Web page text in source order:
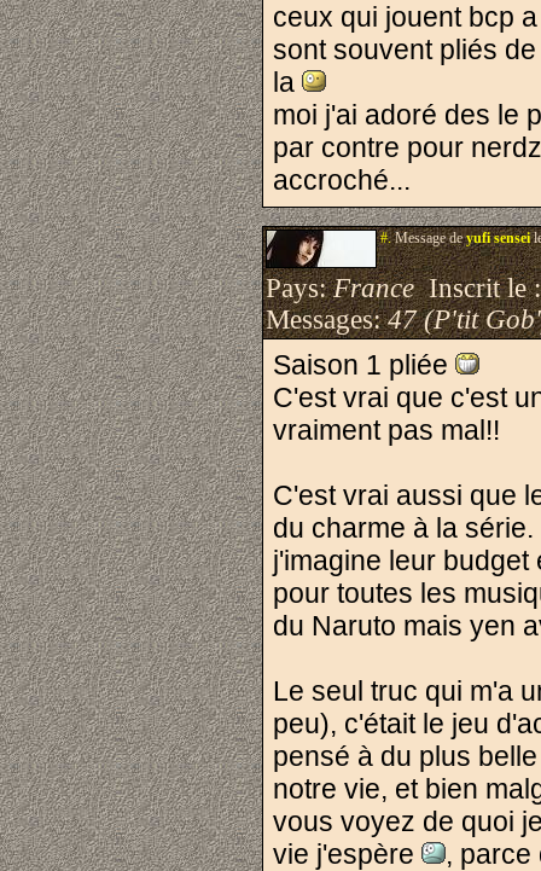
ceux qui jouent bcp
sont souvent pliés
la
moi j'ai adoré des le
par contre pour
accroché...
#.Message deyufi sensei
Pays:FranceInscrit le
Messages:47 (P'tit
Saison 1 pliée
C'est vrai que c'est
vraiment pas mal!!
C'est vrai aussi que
du charme à la
j'imagine leur
pour toutes les
du Naruto mais yen
Le seul truc qui m'a
peu), c'était le jeu
pensé à du plus
notre vie, et bien
vous voyez de quoi
vie j'espère
, parce